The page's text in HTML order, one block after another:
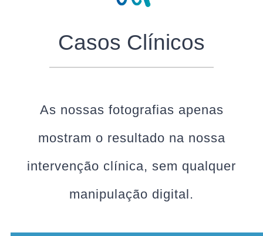
Casos Clínicos
As nossas fotografias apenas
mostram o resultado na nossa
intervenção clínica, sem qualquer
manipulação digital.